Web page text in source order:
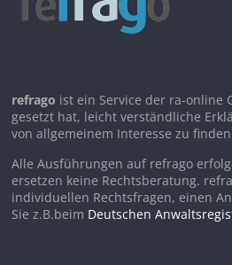
refrago ist ein Service der ra-online
gesetzt hat, leicht verständliche
von allgemeinem Interesse zu
Alle Ausführungen auf refrago
ersetzen keine Rechtsberatung.
individuellen Rechtsfragen, einen
Sie z.B.beim Deutschen